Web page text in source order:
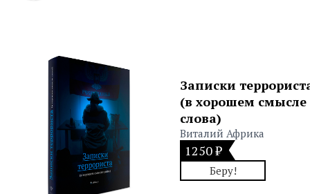
Записки
(в хорошем смысле
слова)
Виталий Африка
1250 ₽
Беру!